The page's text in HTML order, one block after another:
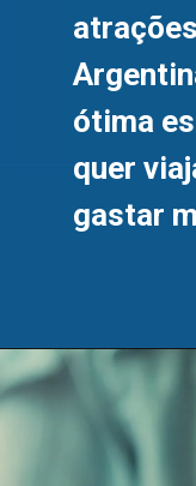
ótima
quer
gastar